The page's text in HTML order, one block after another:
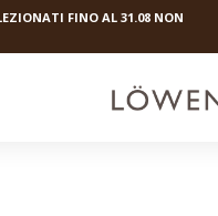
FINO AL 31.08 NON